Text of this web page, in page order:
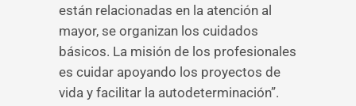
están relacionadas en la atención al
mayor, se organizan los cuidados
básicos. La misión de los profesionales
es cuidar apoyando los proyectos de
vida y facilitar la autodeterminación”.